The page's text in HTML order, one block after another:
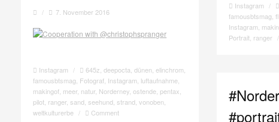
/ 7. November 2016
Instagram / 645z,deepocta,dünen,elinchrom,
famousbtsmag, Fotograf, Instagram, luftaufnahme,
makingof, meer, natur, Norderney,ostende, pentax,
pilot, ranger,sand,seehund,strand,vonoben,
weltkulturerbe / Comment
Instagram /
famousbtsmag,
Instagram,
Portrait, ranger /